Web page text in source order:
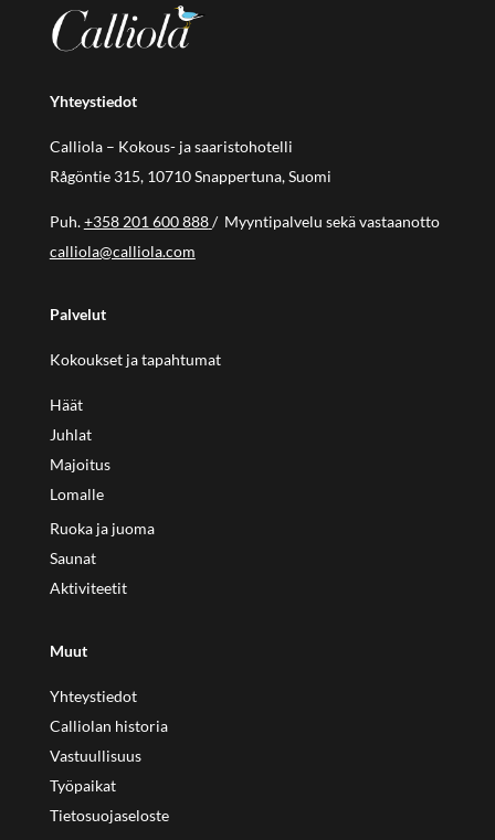
Yhteystiedot
Calliola – Kokous- ja saaristohotelli
Rågöntie 315, 10710 Snappertuna, Suomi
Puh.+358 201 600 888/ Myyntipalvelu sekä vastaanotto
calliola@calliola.com
Palvelut
Kokoukset ja tapahtumat
Häät
Juhlat
Majoitus
Lomalle
Ruoka ja juoma
Saunat
Aktiviteetit
Muut
Yhteystiedot
Calliolan historia
Vastuullisuus
Työpaikat
Tietosuojaseloste